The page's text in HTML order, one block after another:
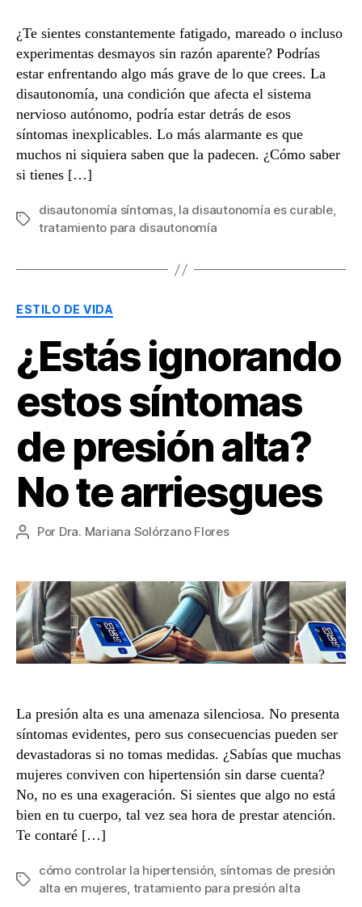
¿Te sientes constantemente fatigado, mareado o incluso
experimentas desmayos sin razón aparente? Podrías
estar enfrentando algo más grave de lo que crees. La
disautonomía, una condición que afecta el sistema
nervioso autónomo, podría estar detrás de esos
síntomas inexplicables. Lo más alarmante es que
muchos ni siquiera saben que la padecen. ¿Cómo saber
si tienes […]
Etiquetas
disautonomía síntomas, la disautonomía es curable,
tratamiento para disautonomía
ESTILO DE VIDA
¿Estás ignorando
estos síntomas
de presión alta?
No te arriesgues
Autor
entrada
Por Dra. Mariana Solórzano Flores
La presión alta es una amenaza silenciosa. No presenta
síntomas evidentes, pero sus consecuencias pueden ser
devastadoras si no tomas medidas. ¿Sabías que muchas
mujeres conviven con hipertensión sin darse cuenta?
No, no es una exageración. Si sientes que algo no está
bien en tu cuerpo, tal vez sea hora de prestar atención.
Te contaré […]
Etiquetas
cómo controlar la hipertensión, síntomas de presión
alta en mujeres, tratamiento para presión alta